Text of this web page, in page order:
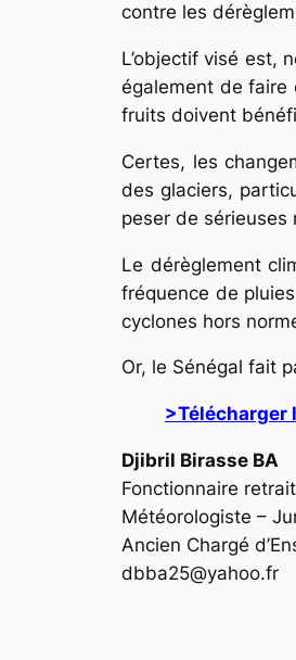
contre les
L’objectif visé est,
également de faire
fruits doivent
Certes, les
des glaciers,
peser de sérieuses
Le dérèglement
fréquence de
cyclones hors
Or, le Sénégal fait
>Télécharger
Djibril Birasse BA
Fonctionnaire
Météorologiste –
Ancien Chargé
dbba25@yahoo.fr